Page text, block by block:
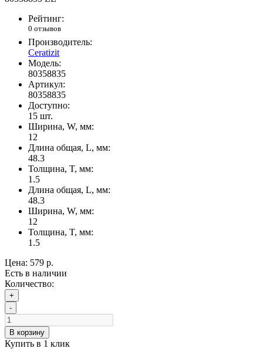
Рейтинг:
0 отзывов
Производитель:
Ceratizit
Модель:
80358835
Артикул:
80358835
Доступно:
15 шт.
Ширина, W, мм:
12
Длина общая, L, мм:
48.3
Толщина, T, мм:
1.5
Длина общая, L, мм:
48.3
Ширина, W, мм:
12
Толщина, T, мм:
1.5
Цена: 579 р.
Есть в наличии
Количество:
+
-
В корзину
Купить в 1 клик